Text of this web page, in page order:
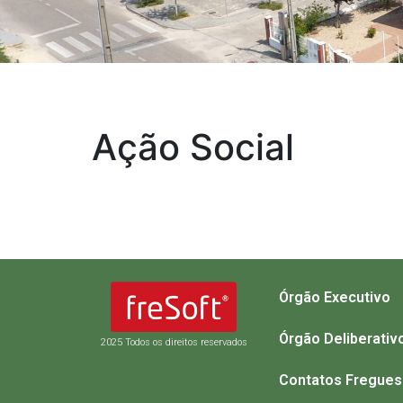
Ação Social
2025 Todos os direitos reservados
Órgão Executivo
Órgão
Contatos